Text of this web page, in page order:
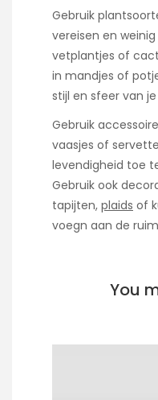
Gebruik
vereisen en
vetplantjes of
in mandjes of
stijl en sfeer van je
Gebruik
vaasjes of
levendigheid toe
Gebruik ook
tapijten, plaids of
voegn aan de
You